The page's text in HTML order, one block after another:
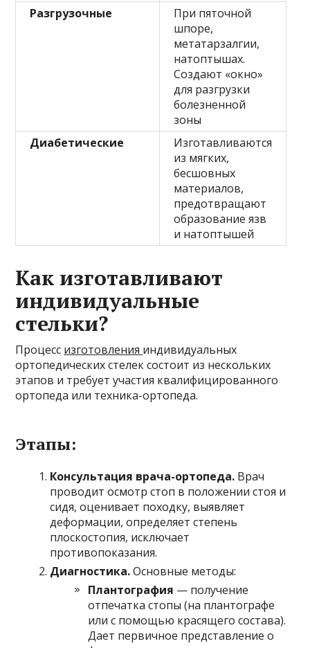
Разгрузочные
При пяточной
шпоре,
метатарзалгии,
натоптышах.
Создают «окно»
для разгрузки
болезненной
зоны
Диабетические
Изготавливаются
из мягких,
бесшовных
материалов,
предотвращают
образование язв
и натоптышей
Как изготавливают
индивидуальные
стельки?
Процесс изготовления индивидуальных
ортопедических стелек состоит из нескольких
этапов и требует участия квалифицированного
ортопеда или техника-ортопеда.
Этапы:
Консультация врача-ортопеда. Врач
проводит осмотр стоп в положении стоя и
сидя, оценивает походку, выявляет
деформации, определяет степень
плоскостопия, исключает
противопоказания.
Диагностика.Основные методы:
Плантография — получение
отпечатка стопы (на плантографе
или с помощью красящего состава).
Дает первичное представление о